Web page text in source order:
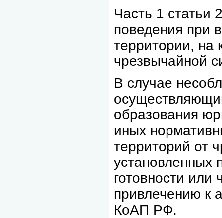
Часть 1
поведения при
территории, на
чрезвычайной
В случае
образования
иных
территорий от
установленных
готовности или
привлечению к
КоАП РФ.